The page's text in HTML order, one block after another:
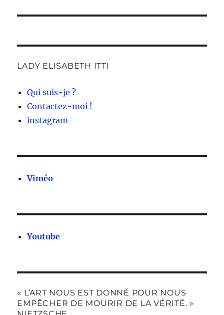
LADY ELISABETH ITTI
Qui suis-je ?
Contactez-moi !
instagram
Viméo
Youtube
« L’ART NOUS EST DONNÉ POUR NOUS
EMPÊCHER DE MOURIR DE LA VÉRITÉ. »